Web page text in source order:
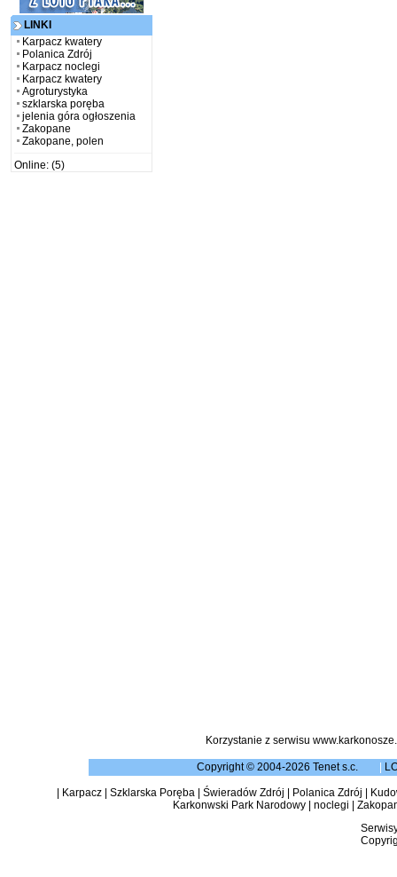
LINKI
Karpacz kwatery
Polanica Zdrój
Karpacz noclegi
Karpacz kwatery
Agroturystyka
szklarska poręba
jelenia góra ogłoszenia
Zakopane
Zakopane, polen
Online: (5)
Korzystanie z serwisu
Copyright © 2004-2026 Tenet s.c.
Karpacz| Szklarska Poręba| Świeradów Zdrój Polanica Zdrój
Karkonwski Park Narodowy| noclegi